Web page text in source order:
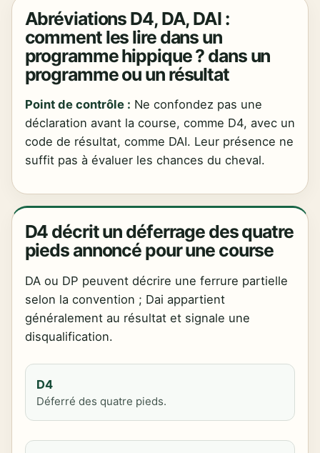
Abréviations D4, DA, DAI :
comment les lire dans un
programme hippique ? dans un
programme ou un résultat
Point de contrôle : Ne confondez pas une
déclaration avant la course, comme D4, avec un
code de résultat, comme DAI. Leur présence ne
suffit pas à évaluer les chances du cheval.
D4 décrit un déferrage des quatre
pieds annoncé pour une course
DA ou DP peuvent décrire une ferrure partielle
selon la convention ; Dai appartient
généralement au résultat et signale une
disqualification.
D4
Déferré des quatre pieds.